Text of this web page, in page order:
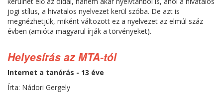
jogi stílus, a hivatalos nyelvezet kerül szóba. De azt is
megnézhetjük, miként változott ez a nyelvezet az elmúl száz
évben (amióta magyarul írják a törvényeket).
Helyesírás az MTA-tól
Internet a tanórás - 13 éve
Írta: Nádori Gergely